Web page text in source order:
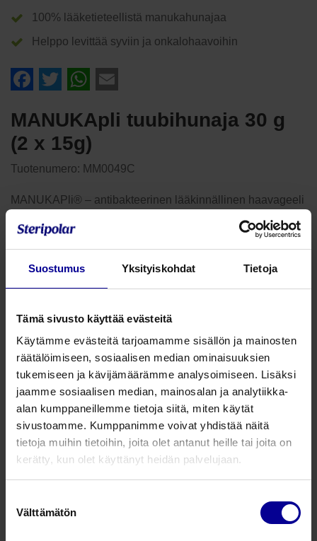
Suostumus Yksityiskohdat Tietoja
Tämä sivusto käyttää evästeitä
Käytämme evästeitä tarjoamamme sisällön ja mainosten
räätälöimiseen, sosiaalisen median ominaisuuksien
tukemiseen ja kävijämäärämme analysoimiseen. Lisäksi
jaamme sosiaalisen median, mainosalan ja analytiikka-
alan kumppaneillemme tietoja siitä, miten käytät
sivustoamme. Kumppanimme voivat yhdistää näitä
tietoja muihin tietoihin, joita olet antanut heille tai joita on
kerätty, kun olet käyttänyt heidän palvelujaan.
valinta
Välttämätön
100% lääketieteellistä manukahunajaa
Helppo levittää syviin ja onkalohaavoihin
Facebook
TwitterWhatsApp
MANUKApli tuubihunaja 30 g
(2 x 15g)
Tuotenumero: MM0049C
MANUKAPli® – antibakteerinen lääkinnällinen haavageeli
lääketieteellistä manukahunajaa. MANUKAPli® –
haavageelin MGO – pitoisuus on standardoidusti
vähintään 600 mg/kg, Steriili, gammasteriloitu
Geeli on juoksevuutensa takia helppo levittää syviin ja
haavalta, sillä puhdas hunaja imeytyy turvallisesti
kudoksiin.
Pakkauksessa on katkaistava korkki, joka voidaan
uudelleen sulkea. MANUKApli® haavageeli on 100 %
manukahunajaa tuubiapplikaattorissa.
Aseta haavanpohjalle aina 1-2 mm kerros hunajaa, jonka